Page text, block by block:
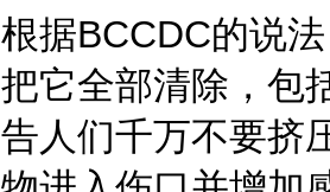
根据BCCDC的说
把它全部清除，包
告人们千万不要挤